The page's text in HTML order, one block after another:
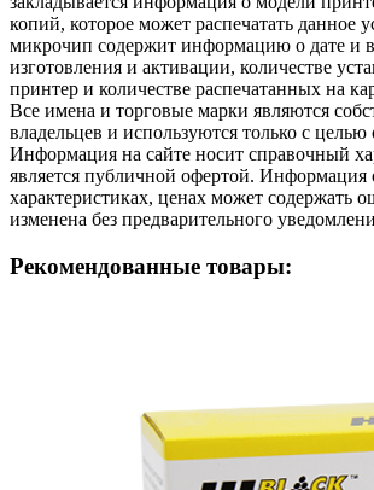
копий, которое может распечатать данное
микрочип содержит информацию о дате и
изготовления и активации, количестве
принтер и количестве распечатанных на
Все имена и торговые марки являются
владельцев и используются только с целью
Информация на сайте носит справочный
является публичной офертой. Информация
характеристиках, ценах может содержать
изменена без предварительного
Рекомендованные товары: